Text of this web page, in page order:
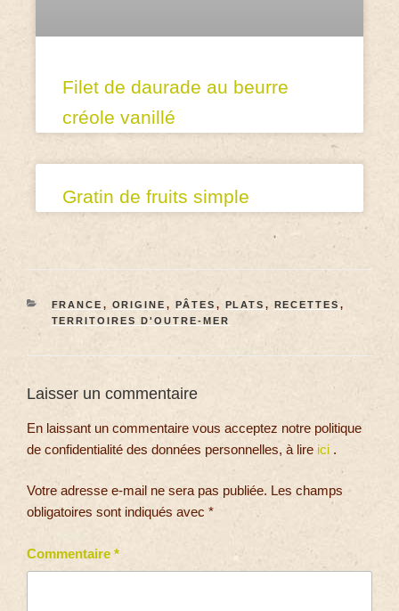
Filet de daurade au beurre
créole vanillé
Gratin de fruits simple
FRANCE , ORIGINE , PÂTES , PLATS , RECETTES ,
TERRITOIRES D'OUTRE-MER
Laisser un commentaire
En laissant un commentaire vous acceptez notre politique
de confidentialité des données personnelles, à lire ici .
Votre adresse e-mail ne sera pas publiée. Les champs
obligatoires sont indiqués avec *
Commentaire *